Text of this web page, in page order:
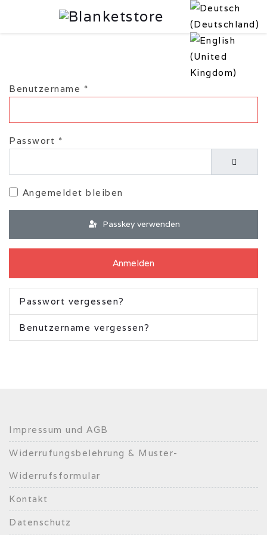
Benutzername *
Passwort *
Angemeldet bleiben
Passkey verwenden
Anmelden
Passwort vergessen?
Benutzername vergessen?
Impressum und AGB
Widerrufungsbelehrung & Muster-
Widerrufsformular
Kontakt
Datenschutz